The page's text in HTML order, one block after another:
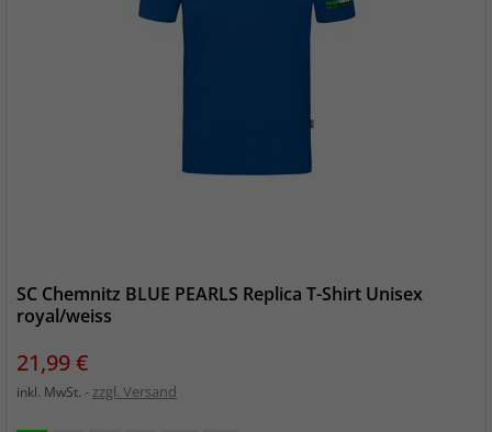
SC Chemnitz BLUE PEARLS Replica T-Shirt Unisex
royal/weiss
Preis
21,99 €
inkl. MwSt. zzgl. Versand